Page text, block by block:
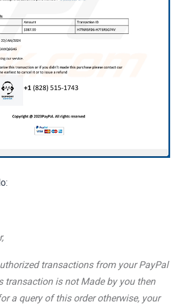
transactions from your PayPal
transaction is not Made by you then
a query of this order otherwise, your